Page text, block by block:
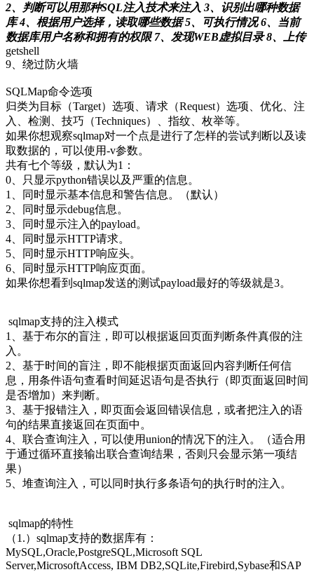
2、判断可以用那种SQL注入技术来注入 3、识别出哪种数据
库 4、根据用户选择，读取哪些数据 5、可执行情况 6、当前
数据库用户名称和拥有的权限 7、发现WEB虚拟目录 8、上传
getshell
9、绕过防火墙
SQLMap命令选项
归类为目标（Target）选项、请求（Request）选项、优化、注
入、检测、技巧（Techniques）、指纹、枚举等。
如果你想观察sqlmap对一个点是进行了怎样的尝试判断以及读
取数据的，可以使用-v参数。
共有七个等级，默认为1：
0、只显示python错误以及严重的信息。
1、同时显示基本信息和警告信息。（默认）
2、同时显示debug信息。
3、同时显示注入的payload。
4、同时显示HTTP请求。
5、同时显示HTTP响应头。
6、同时显示HTTP响应页面。
如果你想看到sqlmap发送的测试payload最好的等级就是3。
sqlmap支持的注入模式
1、基于布尔的盲注，即可以根据返回页面判断条件真假的注
入。
2、基于时间的盲注，即不能根据页面返回内容判断任何信
息，用条件语句查看时间延迟语句是否执行（即页面返回时间
是否增加）来判断。
3、基于报错注入，即页面会返回错误信息，或者把注入的语
句的结果直接返回在页面中。
4、联合查询注入，可以使用union的情况下的注入。（适合用
于通过循环直接输出联合查询结果，否则只会显示第一项结
果）
5、堆查询注入，可以同时执行多条语句的执行时的注入。
sqlmap的特性
（1.）sqlmap支持的数据库有：
MySQL,Oracle,PostgreSQL,Microsoft SQL
Server,MicrosoftAccess, IBM DB2,SQLite,Firebird,Sybase和SAP